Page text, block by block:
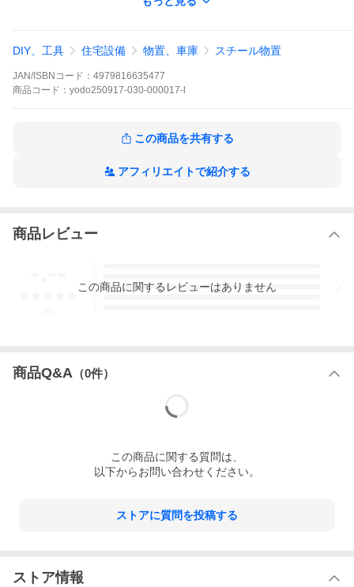
※こちらの商品はメーカー直送品となります。※こちらの商品は代
い。
必要ブロック：6コ（別途）
・アンカープレート、転倒防止金具付
DIY、工具 住宅設備 物置、車庫 スチール物置
JAN/ISBNコード： 4979816635477
商品 コード： yodo250917-030-000017-l
この商品を共有する
アフィリエイトで紹介する
商品レビュー
3
この商品に関するレビューはありません
商品Q&A （0件）
この商品に関する質問は、
以下からお問い合わせください。
ストアに質問を投稿する
ストア情報